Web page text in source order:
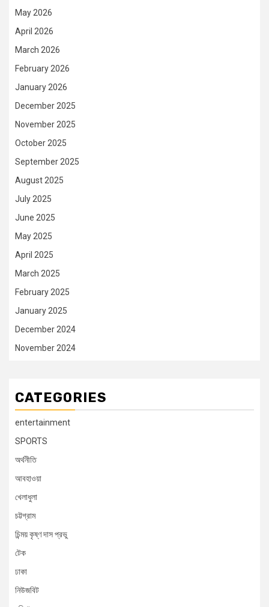
May 2026
April 2026
March 2026
February 2026
January 2026
December 2025
November 2025
October 2025
September 2025
August 2025
July 2025
June 2025
May 2025
April 2025
March 2025
February 2025
January 2025
December 2024
November 2024
CATEGORIES
entertainment
SPORTS
অর্থনীতি
আবহাওয়া
খেলাধুলা
চট্টগ্রাম
চিন্ময় কৃষ্ণ দাস প্রভু
টেক
ঢাকা
নিউজবিট